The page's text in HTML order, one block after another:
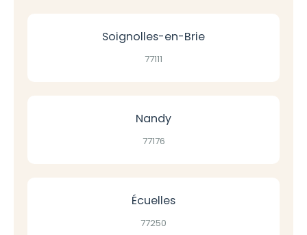
Soignolles-en-Brie
77111
Nandy
77176
Écuelles
77250